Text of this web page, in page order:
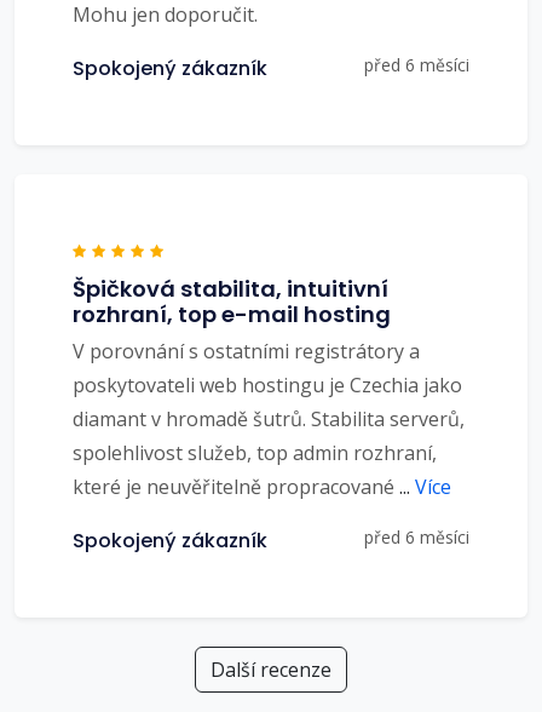
Mohu jen doporučit.
Spokojený zákazník před 6 měsíci
Špičková stabilita, intuitivní
rozhraní, top e-mail hosting
V porovnání s ostatními registrátory a
poskytovateli web hostingu je Czechia jako
diamant v hromadě šutrů. Stabilita serverů,
spolehlivost služeb, top admin rozhraní,
které je neuvěřitelně propracované ... Více
Spokojený zákazník před 6 měsíci
Další recenze